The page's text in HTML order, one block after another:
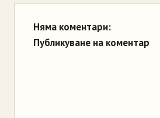
Няма коментари:
Публикуване на коментар